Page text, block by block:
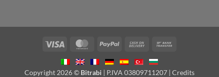
Visa MasterCardPayPal
Cash
Delivery
Copyright 2026 © Bitrabi | P.IVA 03809711207 | Credits